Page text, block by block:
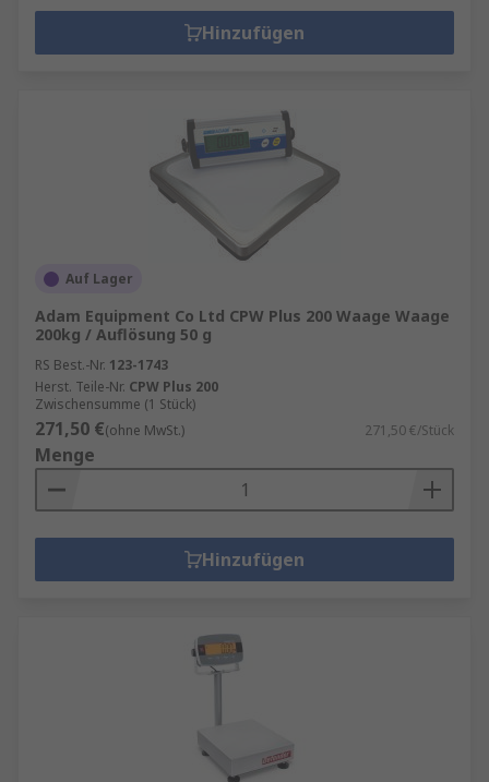
Hinzufügen
Auf Lager
Adam Equipment Co Ltd CPW Plus 200 Waage Waage
200kg / Auflösung 50 g
RS Best.-Nr. 123-1743
Herst. Teile-Nr. CPW Plus 200
Zwischensumme (1 Stück)
271,50 €(ohne MwSt.) 271,50 €/Stück
Menge
Hinzufügen